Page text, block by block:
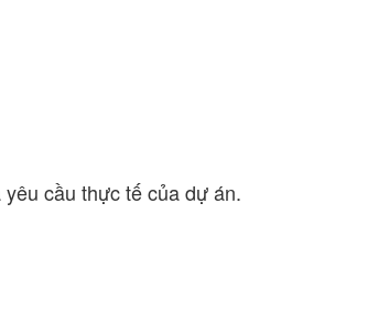
cầu thực tế của dự án.